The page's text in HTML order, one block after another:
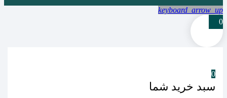
keyboard_arrow_up
0
0
سبد خرید شما